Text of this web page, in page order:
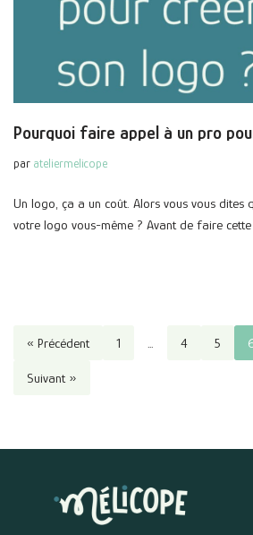
Pourquoi faire appel à un pro
par ateliermelicope
Un logo, ça a un coût. Alors vous vous dites
votre logo vous-même ? Avant de faire
« Précédent 1 4 5
Suivant »